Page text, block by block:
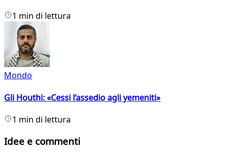
1 min di lettura
Mondo
Gli Houthi: «Cessi l’assedio agli yemeniti»
1 min di lettura
Idee e commenti